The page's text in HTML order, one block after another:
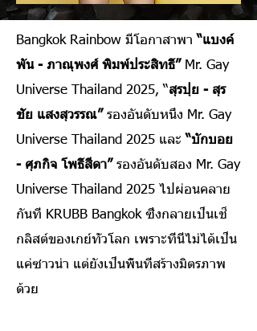
Bangkok Rainbow มีโอกาสาพา “แบงค์
พัน - ภาณุพงศ์ พิมพ์ประสิทธิ์” Mr. Gay
Universe Thailand 2025, “สุรปุย - สุร
ชัย แสงสุวรรณ” รองอันดับหนึ่ง Mr. Gay
Universe Thailand 2025 และ “บักบอย
- ศุภกิจ โพธิ์สีดา” รองอันดับสอง Mr. Gay
Universe Thailand 2025 ไปผ่อนคลาย
กันที่ KRUBB Bangkok ซึ่งกลายเป็นเช็
กลิสต์ของเกย์ทั่วโลก เพราะที่นี่ไม่ได้เป็น
แค่ซาวน่า แต่ยังเป็นพื้นที่สร้างมิตรภาพ
ด้วย